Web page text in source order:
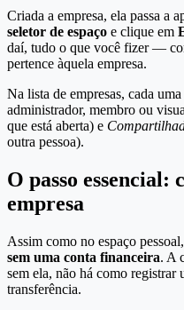
Criada a empresa, ela passa a
seletor de espaço e clique em
daí, tudo o que você fizer —
pertence àquela empresa.
Na lista de empresas, cada
administrador, membro ou
que está aberta) e
outra pessoa).
O passo essencial:
empresa
Assim como no espaço
sem uma conta financeira. A
sem ela, não há como registrar
transferência.